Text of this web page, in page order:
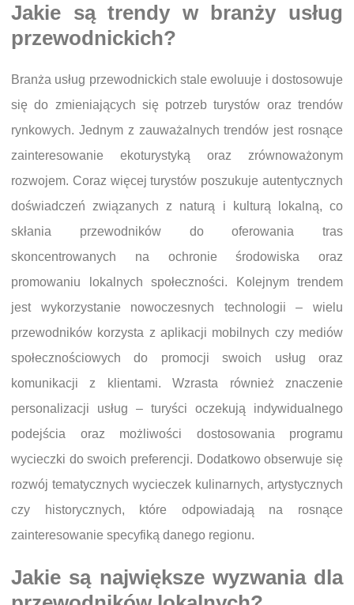
Jakie są trendy w branży usług
przewodnickich?
Branża usług przewodnickich stale ewoluuje i dostosowuje
się do zmieniających się potrzeb turystów oraz trendów
rynkowych. Jednym z zauważalnych trendów jest rosnące
zainteresowanie ekoturystyką oraz zrównoważonym
rozwojem. Coraz więcej turystów poszukuje autentycznych
doświadczeń związanych z naturą i kulturą lokalną, co
skłania przewodników do oferowania tras
skoncentrowanych na ochronie środowiska oraz
promowaniu lokalnych społeczności. Kolejnym trendem
jest wykorzystanie nowoczesnych technologii – wielu
przewodników korzysta z aplikacji mobilnych czy mediów
społecznościowych do promocji swoich usług oraz
komunikacji z klientami. Wzrasta również znaczenie
personalizacji usług – turyści oczekują indywidualnego
podejścia oraz możliwości dostosowania programu
wycieczki do swoich preferencji. Dodatkowo obserwuje się
rozwój tematycznych wycieczek kulinarnych, artystycznych
czy historycznych, które odpowiadają na rosnące
zainteresowanie specyfiką danego regionu.
Jakie są największe wyzwania dla